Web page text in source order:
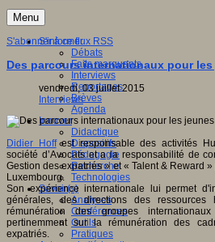
Menu
S'informer
Débats
Faits marquants
Interviews
Reportages
Brèves
Agenda
Innover
Didactique
Dispositifs
Pédagogie
Recherche
Technologies
Savoir(s)
Analyses
Conférences
Outils
Pratiques
S'abonner à ce flux RSS
Des parcours internationaux pour
vendredi, 03 juillet 2015
Interviews
Didier Hoffest responsable des activités
société d’Avocats et a la responsabilité de
Gestion des expatriés » et « Talent & Reward
Luxembourg.
Son expérience internationale lui permet
générales, des directions des
rémunération des groupes
pertinemment sur la rémunération des
expatriés.